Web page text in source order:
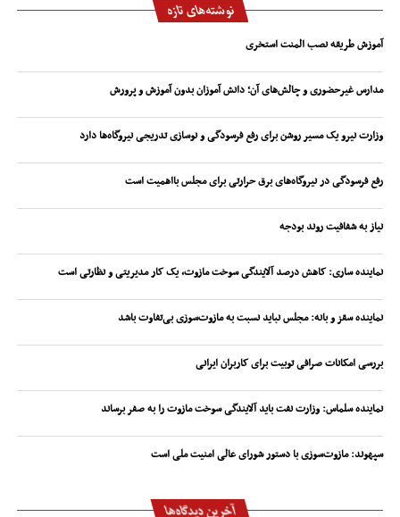
نوشته‌های تازه
آموزش طریقه نصب المنت استخری
مدارس غیرحضوری و چالش‌های آن؛ دانش آموزان بدون آموزش و پرورش
وزارت نیرو یک مسیر روشن برای رفع فرسودگی و نوسازی تدریجی نیروگاه‌ها دارد
رفع فرسودگی در نیروگاه‌های برق حرارتی برای مجلس بااهمیت است
نیاز به شفافیت روند بودجه
نماینده ساری: کاهش درصد آلایندگی سوخت مازوت، یک کار مدیریتی و نظارتی است
نماینده سقز و بانه: مجلس نباید نسبت به مازوت‌سوزی بی‌تفاوت باشد
بررسی امکانات صرافی توبیت برای کاربران ایرانی
نماینده سلماس: وزارت نفت باید آلایندگی سوخت مازوت را به صفر برساند
سپهوند:‌ مازوت‌سوزی با دستور شورای عالی امنیت ملی است
آخرین دیدگاه‌ها